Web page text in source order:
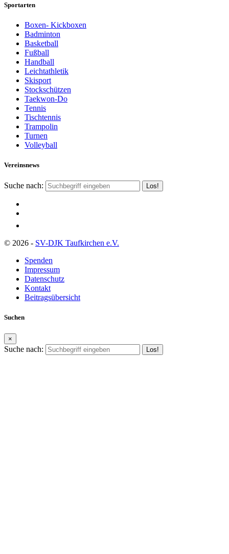
Sportarten
Boxen- Kickboxen
Badminton
Basketball
Fußball
Handball
Leichtathletik
Skisport
Stockschützen
Taekwon-Do
Tennis
Tischtennis
Trampolin
Turnen
Volleyball
Vereinsnews
Suche nach:
© 2026 - SV-DJK Taufkirchen e.V.
Spenden
Impressum
Datenschutz
Kontakt
Beitragsübersicht
Suchen
×
Suche nach: